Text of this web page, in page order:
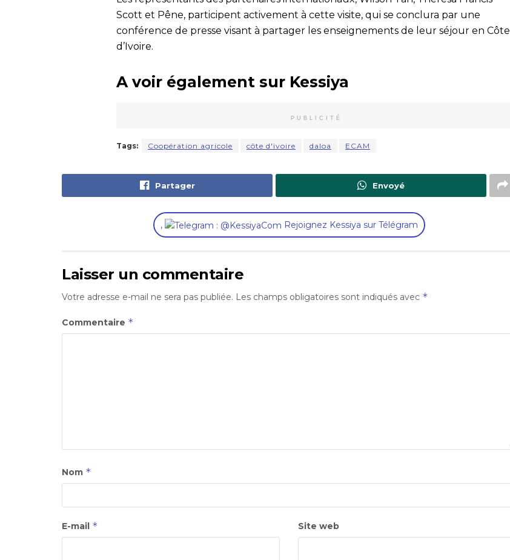
Scott et Pêne, participent activement à cette visite, qui se conclura par une
conférence de presse visant à partager les enseignements de leur séjour en Côte
d’Ivoire.
A voir également sur Kessiya
PUBLICITÉ
Tags: Coopération agricole côte d'ivoire daloa ECAM
Partager Envoyé
, Rejoignez Kessiya sur Télégram
Laisser un commentaire
Votre adresse e-mail ne sera pas publiée. Les champs obligatoires sont indiqués avec *
Commentaire *
Nom *
E-mail * Site web